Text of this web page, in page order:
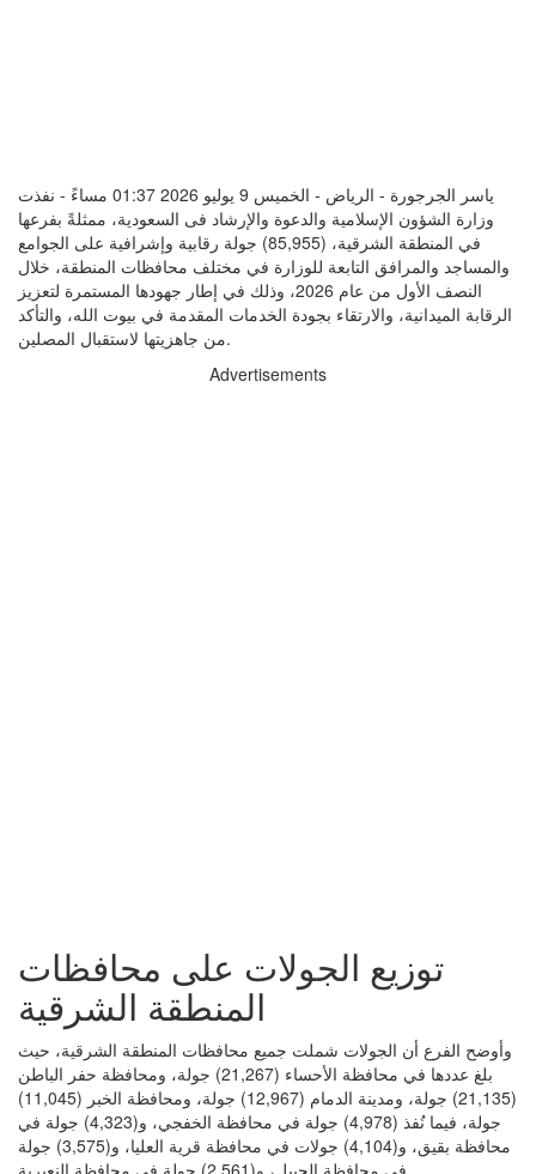
ياسر الجرجورة - الرياض - الخميس 9 يوليو 2026 01:37 مساءً - نفذت
وزارة الشؤون الإسلامية والدعوة والإرشاد فى السعودية، ممثلةً بفرعها
في المنطقة الشرقية، (85,955) جولة رقابية وإشرافية على الجوامع
والمساجد والمرافق التابعة للوزارة في مختلف محافظات المنطقة، خلال
النصف الأول من عام 2026، وذلك في إطار جهودها المستمرة لتعزيز
الرقابة الميدانية، والارتقاء بجودة الخدمات المقدمة في بيوت الله، والتأكد
من جاهزيتها لاستقبال المصلين.
Advertisements
توزيع الجولات على محافظات
المنطقة الشرقية
وأوضح الفرع أن الجولات شملت جميع محافظات المنطقة الشرقية، حيث
بلغ عددها في محافظة الأحساء (21,267) جولة، ومحافظة حفر الباطن
(21,135) جولة، ومدينة الدمام (12,967) جولة، ومحافظة الخبر (11,045)
جولة، فيما نُفذ (4,978) جولة في محافظة الخفجي، و(4,323) جولة في
محافظة بقيق، و(4,104) جولات في محافظة قرية العليا، و(3,575) جولة
في محافظة الجبيل، و(2,561) جولة في محافظة النعيرية.